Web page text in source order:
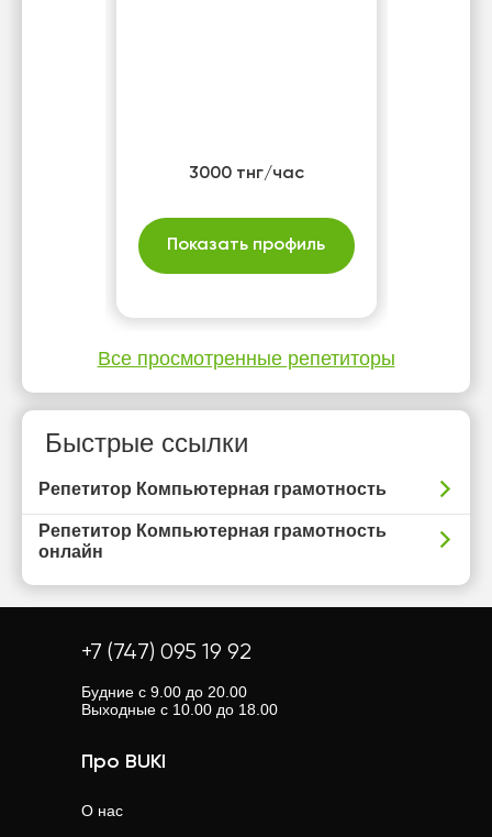
3000 тнг/час
Показать профиль
Все просмотренные репетиторы
Быстрые ссылки
Репетитор Компьютерная грамотность
Репетитор Компьютерная грамотность
онлайн
+7 (747) 095 19 92
Будние с 9.00 до 20.00
Выходные с 10.00 до 18.00
Про BUKI
О нас